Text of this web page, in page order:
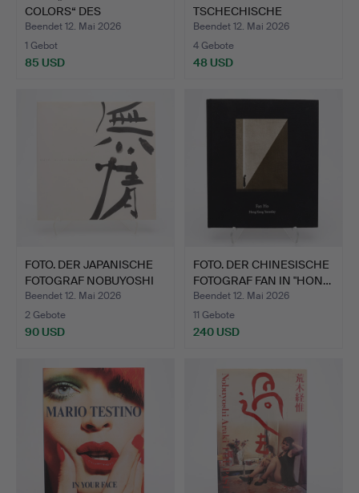
COLORS“ DES
JAPANISCHEN FO…
Beendet 12. Mai 2026
1 Gebot
85 USD
TSCHECHISCHE
FOTOGRAF JOSEF SUDE…
Beendet 12. Mai 2026
4 Gebote
48 USD
FOTO. DER JAPANISCHE
FOTOGRAF NOBUYOSHI
AR…
Beendet 12. Mai 2026
2 Gebote
90 USD
FOTO. DER CHINESISCHE
FOTOGRAF FAN IN "HON…
Beendet 12. Mai 2026
11 Gebote
240 USD